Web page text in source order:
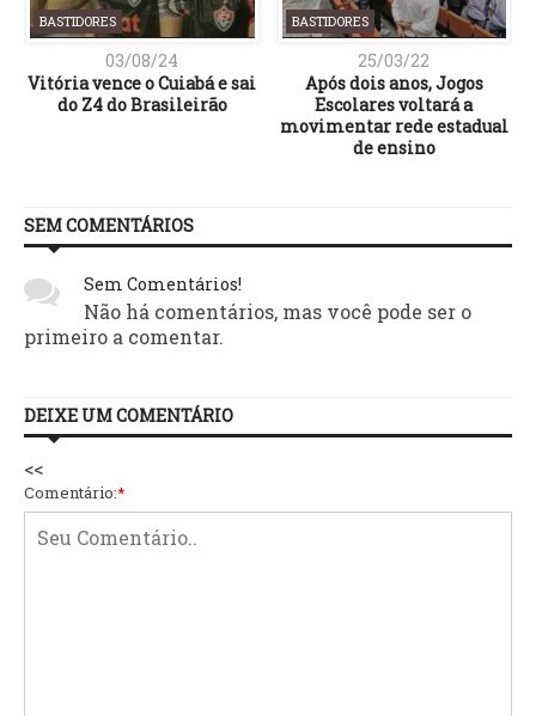
BASTIDORES
03/08/24
Vitória vence o Cuiabá e sai
do Z4 do Brasileirão
BASTIDORES
25/03/22
Após dois anos, Jogos
Escolares voltará a
movimentar rede estadual
de ensino
SEM COMENTÁRIOS
Sem Comentários!
Não há comentários, mas você pode ser o
primeiro a comentar.
DEIXE UM COMENTÁRIO
<<
Comentário:*